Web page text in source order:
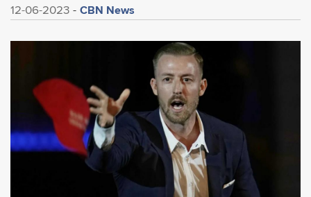
12-06-2023 CBN News